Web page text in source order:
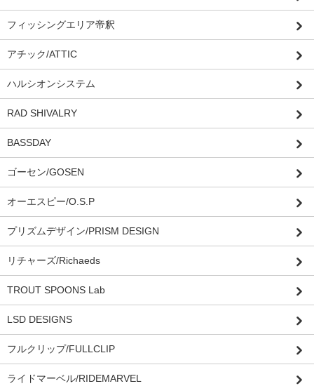
フィッシングエリア帝釈
アチック/ATTIC
ハルシオンシステム
RAD SHIVALRY
BASSDAY
ゴーセン/GOSEN
オーエスピー/O.S.P
プリズムデザイン/PRISM DESIGN
リチャーズ/Richaeds
TROUT SPOONS Lab
LSD DESIGNS
フルクリップ/FULLCLIP
ライドマーベル/RIDEMARVEL